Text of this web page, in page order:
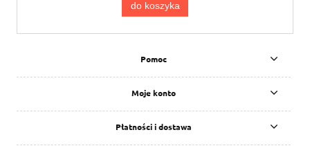
do koszyka
Pomoc
Moje konto
Płatności i dostawa